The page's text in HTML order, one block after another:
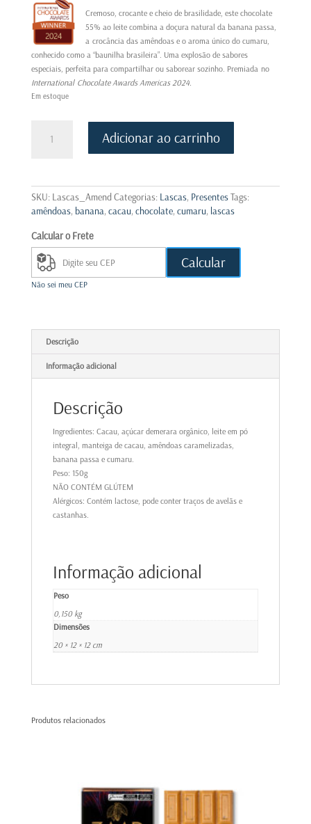
Cremoso, crocante e cheio de brasilidade, este chocolate
55% ao leite combina a doçura natural da banana passa,
a crocância das amêndoas e o aroma único do cumaru,
conhecido como a “baunilha brasileira”. Uma explosão de sabores
especiais, perfeita para compartilhar ou saborear sozinho. Premiada no
InternationalChocolate Awards Americas 2024.
Em estoque
Leite
com
Passa,
Amêndoas
Cumaru
Internacionalmente
quantidade
Adicionar ao carrinho
SKU: Lascas_Amend Categorias: Lascas, PresentesTags:
amêndoas, banana, cacau, chocolate, cumaru, lascas
Calcular o Frete
Calcular
Não sei meu CEP
Descrição
Informação adicional
Descrição
Ingredientes: Cacau, açúcar demerara orgânico, leite em pó
integral, manteiga de cacau, amêndoas caramelizadas,
banana passa e cumaru.
Peso: 150g
NÃO CONTÉM GLÚTEM
Alérgicos: Contém lactose, pode conter traços de avelãs e
castanhas.
Informação adicional
Peso
0,150 kg
Dimensões
20 × 12 × 12 cm
Produtos relacionados